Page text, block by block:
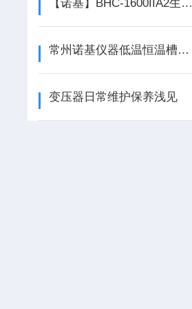
【诺基】BHC-1600IIA2生物洁净安全柜/生物安全柜
常州诺基仪器低温恒温槽使用的注意事项
变压器日常维护保养浅见